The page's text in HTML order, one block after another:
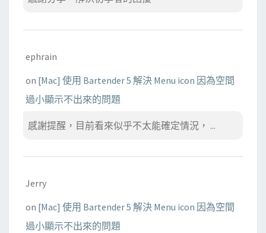
ephrain
on [Mac] 使用 Bartender 5 解決 Menu icon 因為空間
過小顯示不出來的問題
感謝提醒，目前看來似乎不太能確定情況， ...
Jerry
on [Mac] 使用 Bartender 5 解決 Menu icon 因為空間
過小顯示不出來的問題